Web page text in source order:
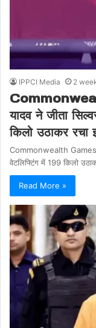
IPPCI Media 2
यादव ने जीता
किलो उठाकर रचा
Commonwealth Games
वेटलिफ्टिंग में 199 किलो
Read More »